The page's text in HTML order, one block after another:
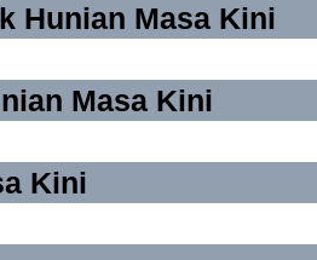
Hunian Masa Kini
Masa Kini
Kini